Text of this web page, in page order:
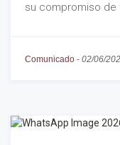
su compromiso de
Comunicado - 02/06/